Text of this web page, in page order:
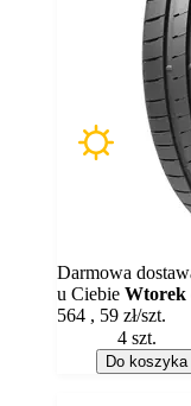
Dostępność:
Darmowa
u Ciebie Wtorek
564 , 59 zł/szt.
Do koszyka